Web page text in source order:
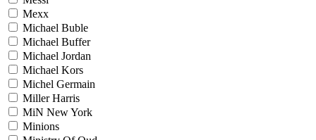
Mexx
Michael Buble
Michael Buffer
Michael Jordan
Michael Kors
Michel Germain
Miller Harris
MiN New York
Minions